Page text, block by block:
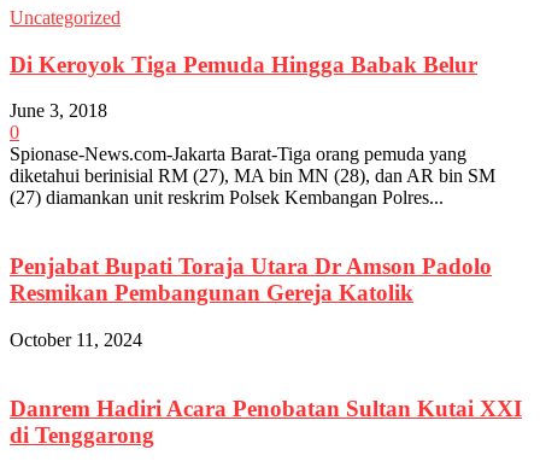
Uncategorized
Di Keroyok Tiga Pemuda Hingga Babak Belur
June 3, 2018
0
Spionase-News.com-Jakarta Barat-Tiga orang pemuda yang
diketahui berinisial RM (27), MA bin MN (28), dan AR bin SM
(27) diamankan unit reskrim Polsek Kembangan Polres...
Penjabat Bupati Toraja Utara Dr Amson Padolo
Resmikan Pembangunan Gereja Katolik
October 11, 2024
Danrem Hadiri Acara Penobatan Sultan Kutai XXI
di Tenggarong